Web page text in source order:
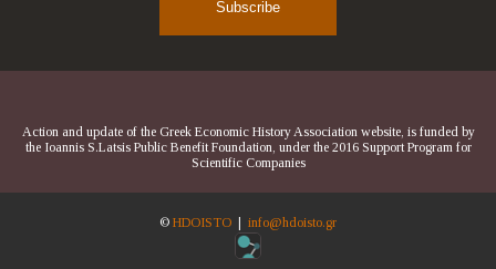
Action and update of the Greek Economic History Association website, is funded by
the Ioannis S.Latsis Public Benefit Foundation, under the 2016 Support Program for
Scientific Companies
© HDOISTO | info@hdoisto.gr